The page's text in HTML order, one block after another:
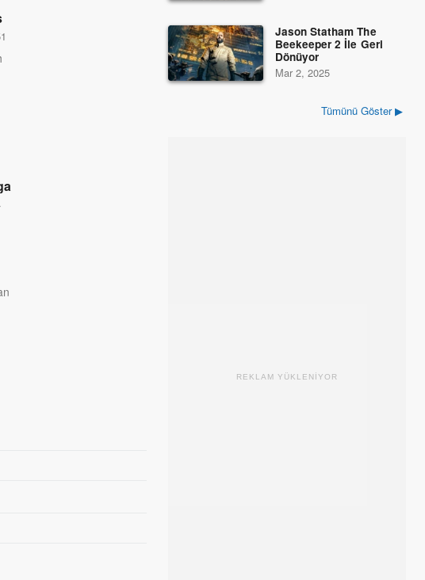
Jason Statham The
Beekeeper 2 İle Geri
Dönüyor
Mar 2, 2025
Tümünü Göster ▶
REKLAM YÜKLENİYOR